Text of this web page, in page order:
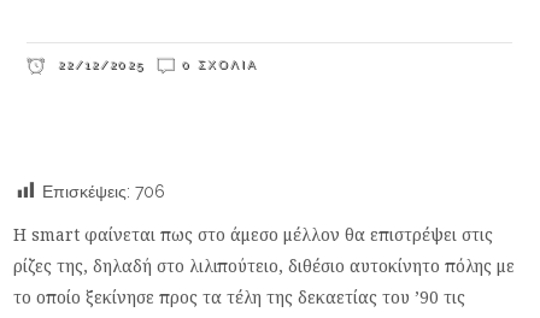
22/12/2025 0 ΣΧΌΛΙΑ
Επισκέψεις: 706
Η smart φαίνεται πως στο άμεσο μέλλον θα επιστρέψει στις
ρίζες της, δηλαδή στο λιλιπούτειο, διθέσιο αυτοκίνητο πόλης με
το οποίο ξεκίνησε προς τα τέλη της δεκαετίας του ’90 τις